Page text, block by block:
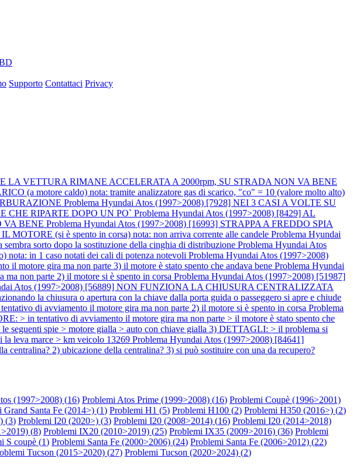
Supporto Contattaci Privacy
LA VETTURA RIMANE ACCELERATA A 2000rpm, SU STRADA NON VA BENE
(a motore caldo) nota: tramite analizzatore gas di scarico, "co" = 10 (valore molto alto)
Problema Hyundai Atos (1997>2008) [7928] NEI 3 CASI A VOLTE SU
CHE RIPARTE DOPO UN PO` Problema Hyundai Atos (1997>2008) [8429] AL
VA BENE Problema Hyundai Atos (1997>2008) [16993] STRAPPA A FREDDO SPIA
(si è spento in corsa) nota: non arriva corrente alle candele Problema Hyundai
sorto dopo la sostituzione della cinghia di distribuzione Problema Hyundai Atos
in 1 caso notati dei cali di potenza notevoli Problema Hyundai Atos (1997>2008)
motore gira ma non parte 3) il motore è stato spento che andava bene Problema Hyundai
non parte 2) il motore si è spento in corsa Problema Hyundai Atos (1997>2008) [51987]
Atos (1997>2008) [56889] NON FUNZIONA LA CHIUSURA CENTRALIZZATA
la chiusura o apertura con la chiave dalla porta guida o passeggero si apre e chiude
di avviamento il motore gira ma non parte 2) il motore si è spento in corsa Problema
in tentativo di avviamento il motore gira ma non parte > il motore è stato spento che
seguenti spie > motore gialla > auto con chiave gialla 3) DETTAGLI: > il problema si
leva marce > km veicolo 13269 Problema Hyundai Atos (1997>2008) [84641]
2) ubicazione della centralina? 3) si può sostituire con una da recupero?
(1997>2008) (16) Problemi Atos Prime (1999>2008) (16) Problemi Coupè (1996>2001)
Grand Santa Fe (2014>) (1) Problemi H1 (5) Problemi H100 (2) Problemi H350 (2016>) (2)
(3) Problemi I20 (2020>) (3) Problemi I20 (2008>2014) (16) Problemi I20 (2014>2018)
(8) Problemi IX20 (2010>2019) (25) Problemi IX35 (2009>2016) (36) Problemi
S coupè (1) Problemi Santa Fe (2000>2006) (24) Problemi Santa Fe (2006>2012) (22)
Tucson (2015>2020) (27) Problemi Tucson (2020>2024) (2)